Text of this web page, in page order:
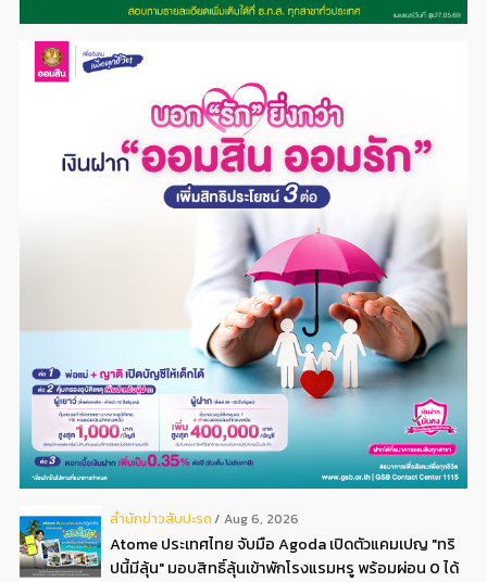
สํานักข่าวสับปะรด Aug 6, 2026
Atome ประเทศไทย จับมือ Agoda เปิดตัวแคมเปญ "ทริ
ปนี้มีลุ้น" มอบสิทธิ์ลุ้นเข้าพักโรงแรมหรู พร้อมผ่อน 0 ได้